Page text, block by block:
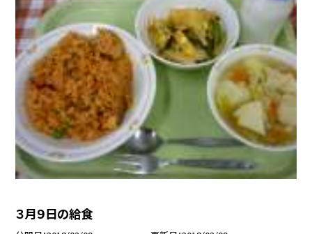
３月９日の給食